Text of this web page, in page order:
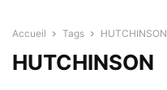
Accueil Tags HUTCHINSON
HUTCHINSON